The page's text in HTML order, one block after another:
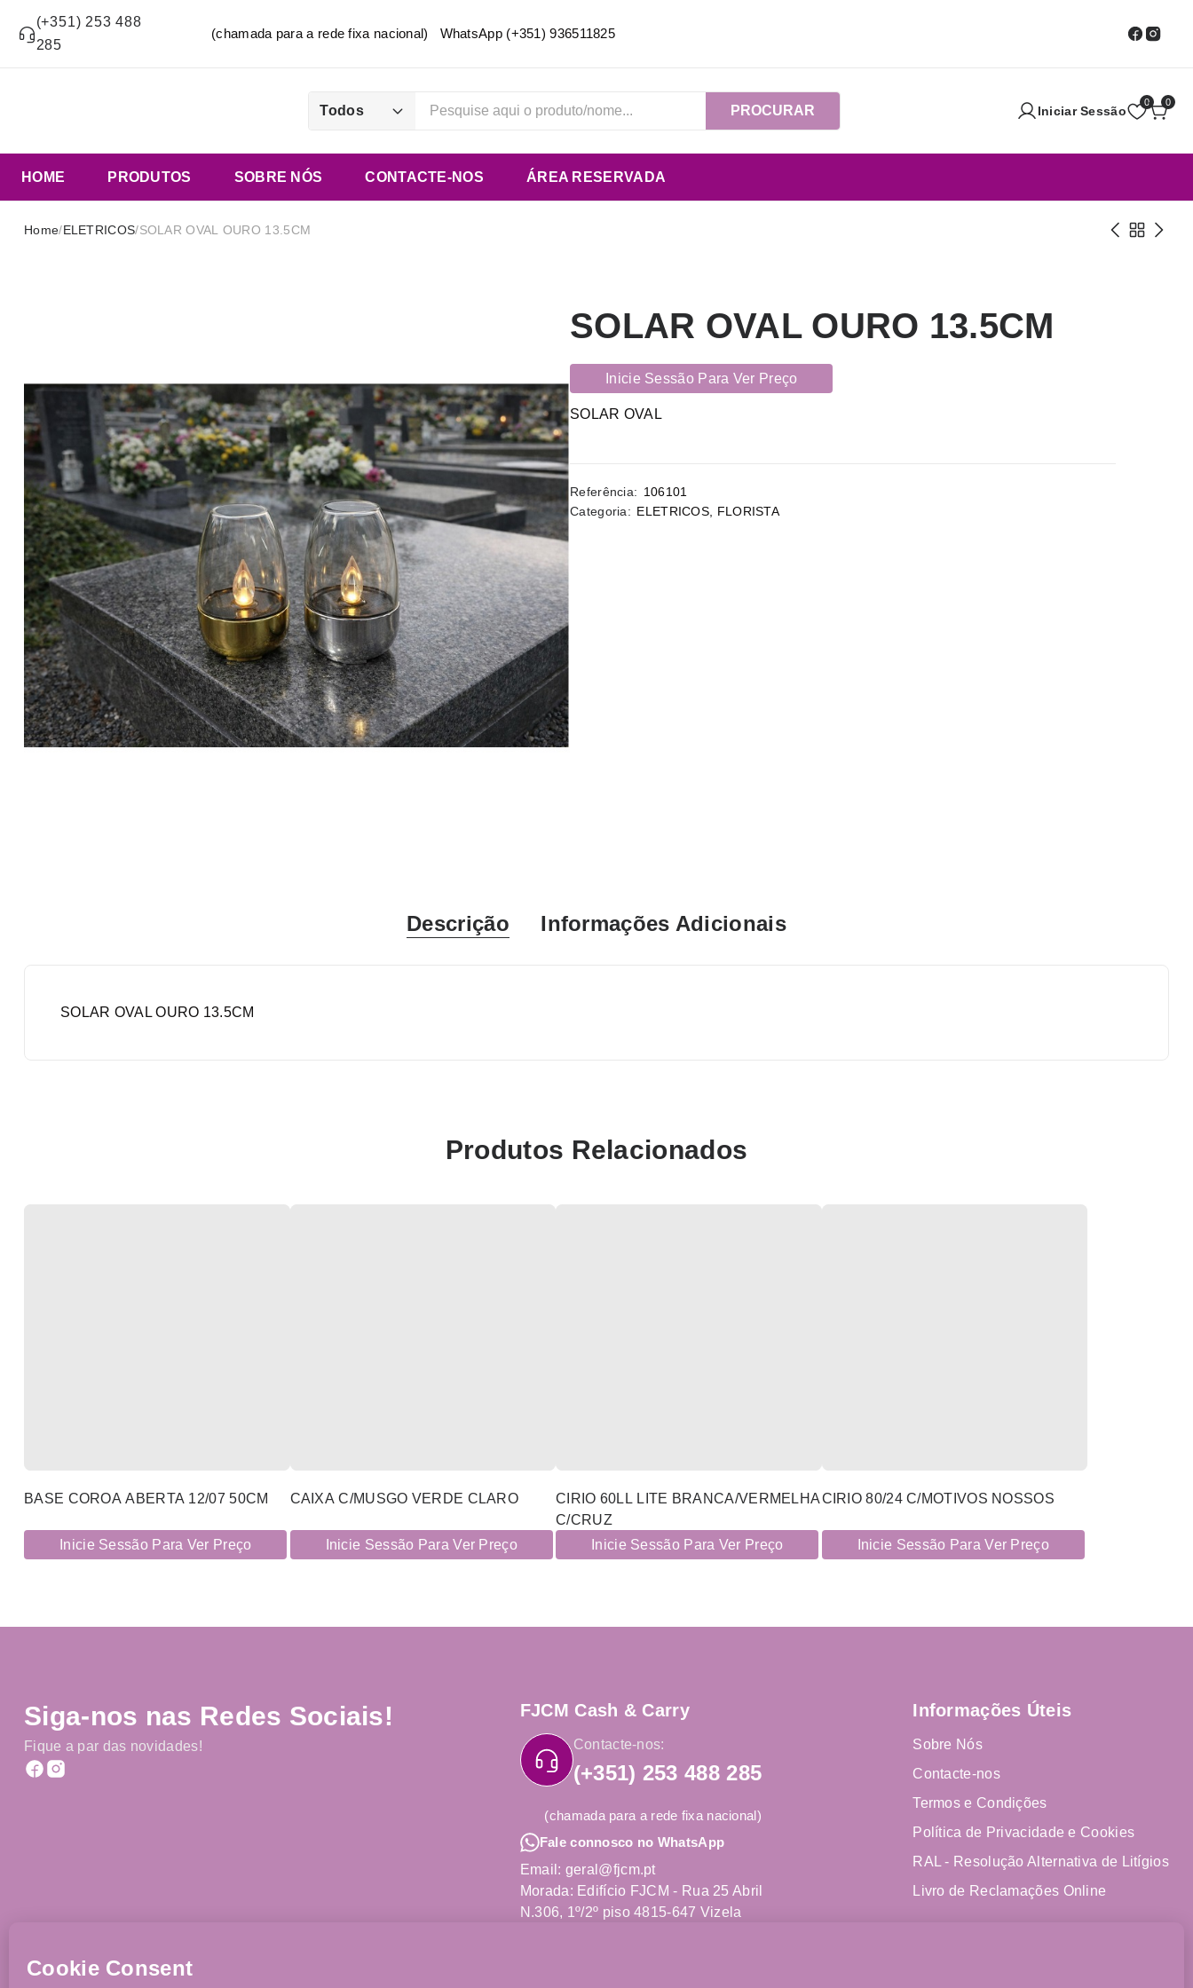
(+351) 253 488
285
(chamada para a rede fixa nacional) WhatsApp (+351) 936511825
Todos PROCURAR Iniciar Sessão
0 0
HOME PRODUTOS SOBRE NÓS CONTACTE-NOS ÁREA RESERVADA
Home/ELETRICOS/SOLAR OVAL OURO 13.5CM
SOLAR OVAL OURO 13.5CM
Inicie Sessão Para Ver Preço
SOLAR OVAL
Referência: 106101
Categoria: ELETRICOS FLORISTA
Descrição Informações Adicionais
SOLAR OVAL OURO 13.5CM
Produtos Relacionados
BASE COROA ABERTA 12/07 50CM
Inicie Sessão Para Ver Preço
CAIXA C/MUSGO VERDE CLARO
Inicie Sessão Para Ver Preço
CIRIO 60LL LITE BRANCA/VERMELHA
C/CRUZ
Inicie Sessão Para Ver Preço
CIRIO 80/24 C/MOTIVOS NOSSOS
Inicie Sessão Para Ver Preço
Siga-nos nas Redes Sociais!
Fique a par das novidades!
FJCM Cash & Carry
Contacte-nos:
(+351) 253 488 285
(chamada para a rede fixa nacional)
Fale connosco no WhatsApp
Email: geral@fjcm.pt
Morada: Edifício FJCM - Rua 25 Abril
N.306, 1º/2º piso 4815-647 Vizela
Informações Úteis
Sobre Nós
Contacte-nos
Termos e Condições
Política de Privacidade e Cookies
RAL - Resolução Alternativa de Litígios
Livro de Reclamações Online